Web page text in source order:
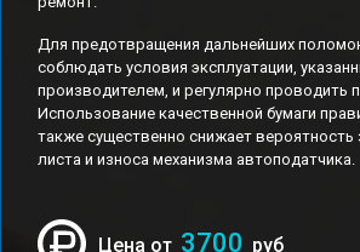
Для предотвращения дальнейших
соблюдать условия эксплуатации,
производителем, и регулярно проводить
Использование качественной бумаги
также существенно снижает вероятность
листа и износа механизма автоподатчика.
Цена от 3700 руб